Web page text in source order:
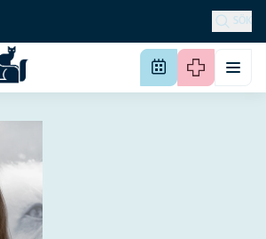
SÖK